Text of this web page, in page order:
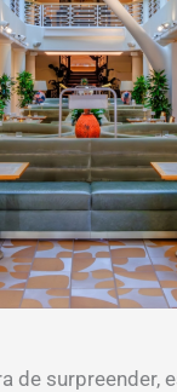
de surpreender,